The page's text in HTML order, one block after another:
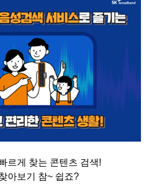
르게 찾는 콘텐츠 검색!
아보기 참~ 쉽죠?